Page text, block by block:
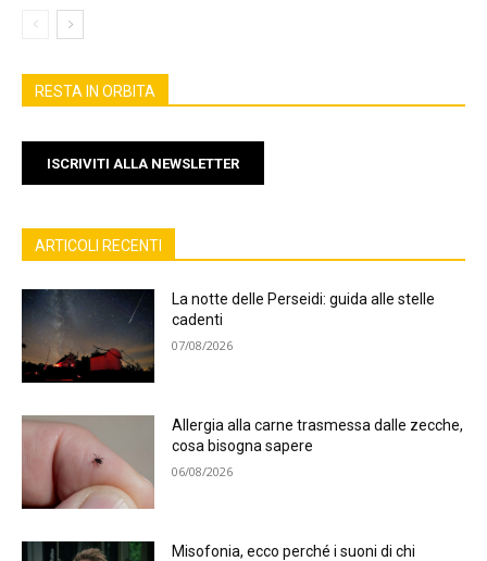
RESTA IN ORBITA
ISCRIVITI ALLA NEWSLETTER
ARTICOLI RECENTI
La notte delle Perseidi: guida alle stelle
cadenti
07/08/2026
Allergia alla carne trasmessa dalle zecche,
cosa bisogna sapere
06/08/2026
Misofonia, ecco perché i suoni di chi